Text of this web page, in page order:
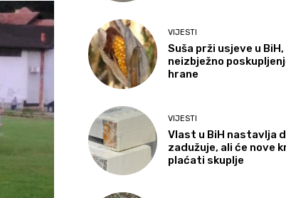
VIJESTI
Suša prži usjeve u BiH,
neizbježno
hrane
VIJESTI
Vlast u BiH nastavlja
zadužuje, ali će nove
plaćati skuplje